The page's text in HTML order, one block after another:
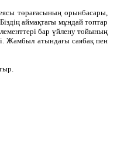
төрағасының орынбасары,
аймақтағы мұндай топтар
бар үйлену тойының
Жамбыл атындағы саябақ пен